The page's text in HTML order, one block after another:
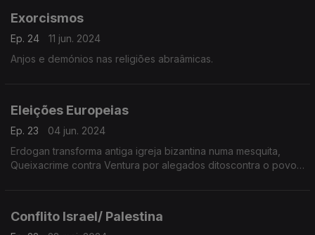
Exorcismos
Ep. 24
11 jun. 2024
Anjos e demónios nas religiões abraâmicas.
Eleições Europeias
Ep. 23
04 jun. 2024
Erdogan transforma antiga igreja bizantina numa mesquita,
Queixacrime contra Ventura por alegados ditoscontra o povo
Conflito Israel/ Palestina